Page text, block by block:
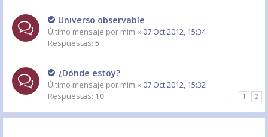
Universo observable
Último mensaje por mim « 07 Oct 2012, 15:34
Respuestas: 5
¿Dónde estoy?
Último mensaje por mim « 07 Oct 2012, 15:32
Respuestas: 10 1 2